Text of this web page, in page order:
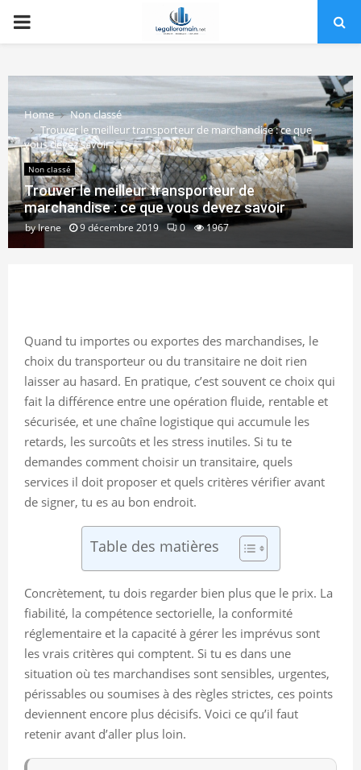
PRIMARY
Home
Non classé
Trouver le meilleur transporteur de marchandise : ce que
vous devez savoir
Non classé
Trouver le meilleur transporteur de
marchandise : ce que vous devez savoir
byIrene 9 décembre 2019 0 1967
Quand tu importes ou exportes des marchandises, le
choix du transporteur ou du transitaire ne doit rien
laisser au hasard. En pratique, c’est souvent ce choix qui
fait la différence entre une opération fluide, rentable et
sécurisée, et une chaîne logistique qui accumule les
retards, les surcoûts et les stress inutiles. Si tu te
demandes comment choisir un transitaire, quels
services il doit proposer et quels critères vérifier avant
de signer, tu es au bon endroit.
Table des matières
Concrètement, tu dois regarder bien plus que le prix. La
fiabilité, la compétence sectorielle, la conformité
réglementaire et la capacité à gérer les imprévus sont
les vrais critères qui comptent. Si tu es dans une
situation où tes marchandises sont sensibles, urgentes,
périssables ou soumises à des règles strictes, ces points
deviennent encore plus décisifs. Voici ce qu’il faut
retenir avant d’aller plus loin.